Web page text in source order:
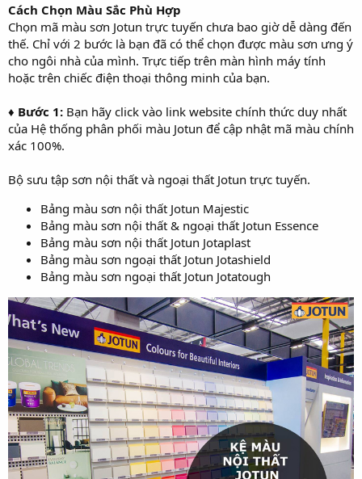
Cách Chọn Màu Sắc Phù Hợp
Chọn mã màu sơn Jotun trực tuyến chưa bao giờ dễ dàng đến
thế. Chỉ với 2 bước là bạn đã có thể chọn được màu sơn ưng ý
cho ngôi nhà của mình. Trực tiếp trên màn hình máy tính
hoặc trên chiếc điện thoại thông minh của bạn.
♦ Bước 1: Bạn hãy click vào link website chính thức duy nhất
của Hệ thống phân phối màu Jotun để cập nhật mã màu chính
xác 100%.
Bộ sưu tập sơn nội thất và ngoại thất Jotun trực tuyến.
Bảng màu sơn nội thất Jotun Majestic
Bảng màu sơn nội thất & ngoại thất Jotun Essence
Bảng màu sơn nội thất Jotun Jotaplast
Bảng màu sơn ngoại thất Jotun Jotashield
Bảng màu sơn ngoại thất Jotun Jotatough